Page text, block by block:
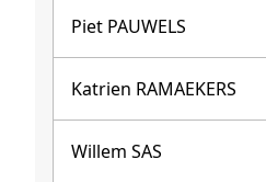
Piet PAUWELS
Katrien RAMAEKERS
Willem SAS